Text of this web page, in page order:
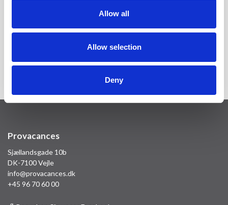
Allow all
Allow selection
Deny
Kontaktperson besichtigt. Wenn Sie einen Schlüsselkasten haben,
lassen Sie den Schlüssel bei der Abreise einfach im
Schlüsselkasten. Bei per Post erhaltenen Schlüsseln wird der
Schlüssel so schnell wie möglich an Provacances zurückgeschickt.
Abreise in der Regel nicht inspiziert.
Provacances
Sjællandsgade 10b
DK-7100 Vejle
info@provacances.dk
+45 96 70 60 00